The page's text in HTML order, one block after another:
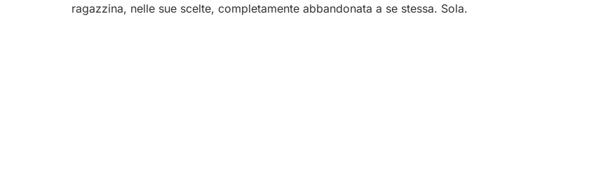
ragazzina, nelle sue scelte, completamente abbandonata a se stessa. Sola.